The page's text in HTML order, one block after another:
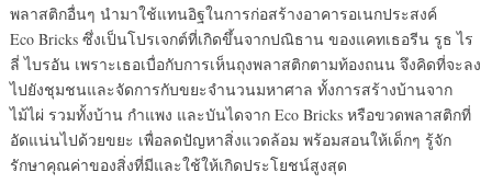
พลาสติกอื่นๆ นำมาใช้แทนอิฐในการก่อสร้างอาคารอเนกประสงค์
Eco Bricks ซึ่งเป็นโปรเจกต์ที่เกิดขึ้นจากปณิธาน ของแคทเธอรีน รูธ ไร
ลี่ ไบรอัน เพราะเธอเบื่อกับการเห็นถุงพลาสติกตามท้องถนน จึงคิดที่จะลง
ไปยังชุมชนและจัดการกับขยะจำนวนมหาศาล ทั้งการสร้างบ้านจาก
ไม้ไผ่ รวมทั้งบ้าน กำแพง และบันไดจาก Eco Bricks หรือขวดพลาสติกที่
อัดแน่นไปด้วยขยะ เพื่อลดปัญหาสิ่งแวดล้อม พร้อมสอนให้เด็กๆ รู้จัก
รักษาคุณค่าของสิ่งที่มีและใช้ให้เกิดประโยชน์สูงสุด